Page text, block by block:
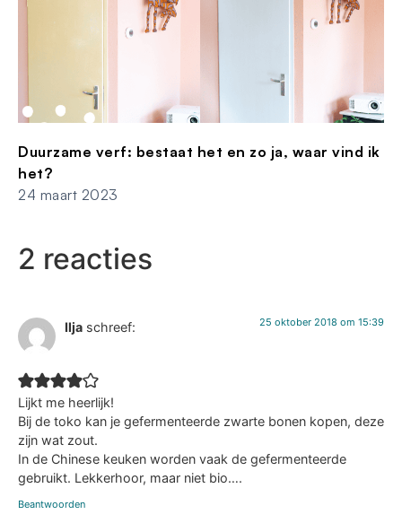
Duurzame verf: bestaat het en zo ja, waar vind ik
het?
24 maart 2023
2 reacties
Ilja schreef: 25 oktober 2018 om 15:39
Lijkt me heerlijk!
Bij de toko kan je gefermenteerde zwarte bonen kopen, deze
zijn wat zout.
In de Chinese keuken worden vaak de gefermenteerde
gebruikt. Lekkerhoor, maar niet bio….
Beantwoorden